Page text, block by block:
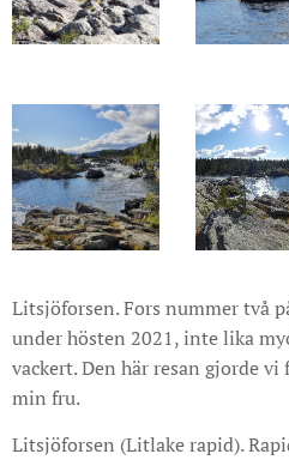
Litsjöforsen. Fors nummer två
under hösten 2021, inte lika
vackert. Den här resan gjorde
min fru.
Litsjöforsen (Litlake rapid).